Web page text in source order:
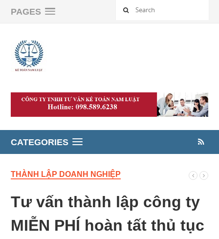
PAGES
CATEGORIES
THÀNH LẬP DOANH NGHIỆP
Tư vấn thành lập công ty
MIỄN PHÍ hoàn tất thủ tục